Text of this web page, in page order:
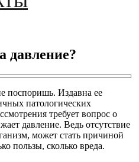
давление?
поспоришь. Издавна ее
патологических
требует вопрос о
давление. Ведь отсутствие
может стать причиной
пользы, сколько вреда.